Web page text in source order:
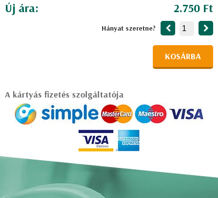
Új ára: 2.750 Ft
Hányat szeretne?
KOSÁRBA
A kártyás fizetés szolgáltatója